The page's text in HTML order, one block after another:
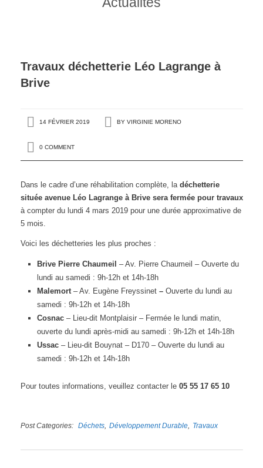
Travaux déchetterie Léo Lagrange à
Brive
14 FÉVRIER 2019 BY VIRGINIE MORENO
0 COMMENT
Dans le cadre d’une réhabilitation complète, la déchetterie
située avenue Léo Lagrange à Brive sera fermée pour travaux
à compter du lundi 4 mars 2019 pour une durée approximative de
5 mois.
Voici les déchetteries les plus proches :
Brive Pierre Chaumeil – Av. Pierre Chaumeil – Ouverte du
lundi au samedi : 9h-12h et 14h-18h
Malemort– Av. Eugène Freyssinet– Ouverte du lundi au
samedi : 9h-12h et 14h-18h
Cosnac – Lieu-dit Montplaisir – Fermée le lundi matin,
ouverte du lundi après-midi au samedi : 9h-12h et 14h-18h
Ussac – Lieu-dit Bouynat – D170 – Ouverte du lundi au
samedi : 9h-12h et 14h-18h
Pour toutes informations, veuillez contacter le 05 55 17 65 10
Post Categories Déchets Développement Durable Travaux